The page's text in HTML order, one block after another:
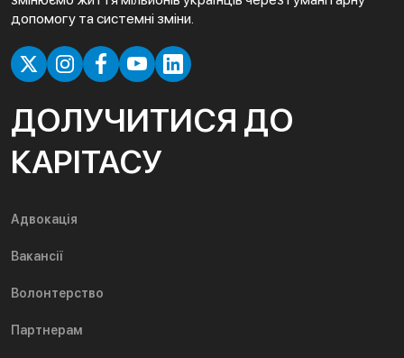
допомогу та системні зміни.
ДОЛУЧИТИСЯ ДО
КАРІТАСУ
Адвокація
Вакансії
Волонтерство
Партнерам